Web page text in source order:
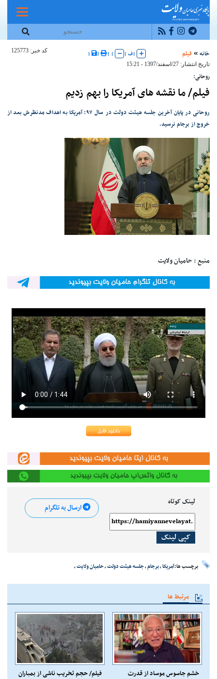
خانه فیلم |ف |
|
|
|
|
کد خبر: 125773
تاریخ انتشار: 27/اسفند/1397 - 15:21
روحانی:
فیلم/ ما نقشه های آمریکا را بهم زدیم
روحانی در پایان آخرین جلسه هیئت دولت در سال ۹۷: آمریکا به اهداف مدنظرش بعد از
خروج از برجام نرسید.
منبع : حامیان ولایت
لینک کوتاه
کپی لینک
ارسال به تلگرام
برچسب ها:آمریکا،برجام،جلسه هیئت دولت،حامیان ولایت،
مرتبط ها
خشم جاسوس موساد از قدرت
فیلم/ حجم تخریب ناشی از بمباران